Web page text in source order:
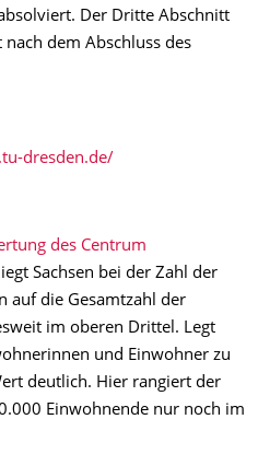
Der Dritte Abschnitt
dem Abschluss des
dresden.de/
des Centrum
Sachsen bei der Zahl der
auf die Gesamtzahl der
im oberen Drittel. Legt
und Einwohner zu
deutlich. Hier rangiert der
Einwohnende nur noch im